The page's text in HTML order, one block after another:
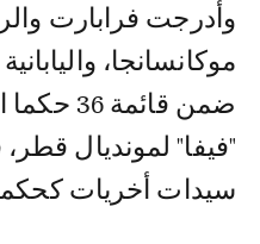
وأدرجت فرابارت
موكانسانجا،
ضمن
"فيفا" لمونديال
سيدات أخريات